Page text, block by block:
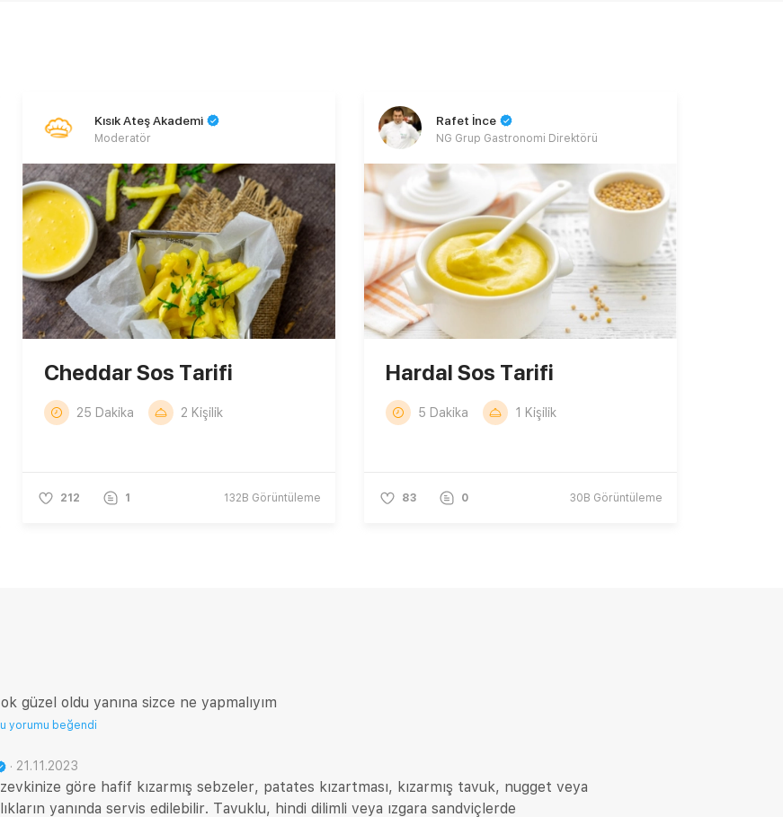
Kısık Ateş Akademi
Moderatör
Cheddar Sos Tarifi
25 Dakika 2 Kişilik
212 1 132B Görüntüleme
Rafet İnce
NG Grup Gastronomi Direktörü
Hardal Sos Tarifi
5 Dakika 1 Kişilik
83 0 30B Görüntüleme
güzel oldu yanına sizce ne yapmalıyım
yorumu beğendi
· 21.11.2023
göre hafif kızarmış sebzeler, patates kızartması, kızarmış tavuk, nugget veya
yanında servis edilebilir. Tavuklu, hindi dilimli veya ızgara sandviçlerde